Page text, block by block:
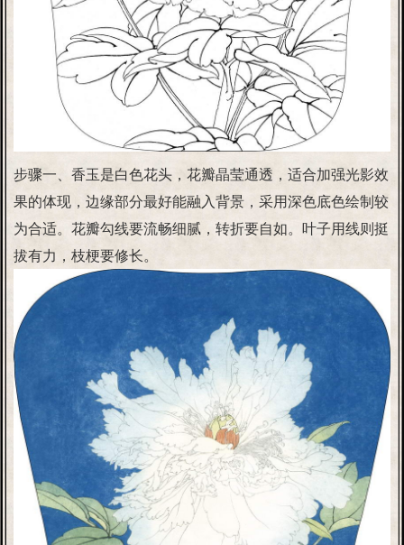
步骤一、香玉是白色花头，花瓣晶莹通透，适合加强光影效
果的体现，边缘部分最好能融入背景，采用深色底色绘制较
为合适。花瓣勾线要流畅细腻，转折要自如。叶子用线则挺
拔有力，枝梗要修长。